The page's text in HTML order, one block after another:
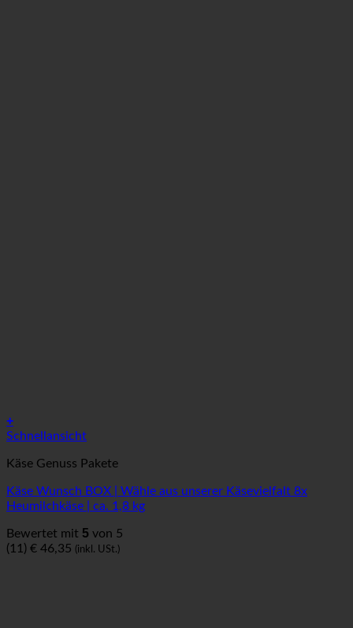
+
Schnellansicht
Käse Genuss Pakete
Käse Wunsch BOX | Wähle aus unserer Käsevielfalt 8x
Heumilchkäse | ca. 1,8 kg
Bewertet mit 5 von 5
(11) € 46,35 (inkl. USt.)